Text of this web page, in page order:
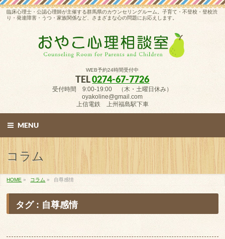
臨床心理士・公認心理師が主催する群馬県のカウンセリングルーム。子育て・不登校・登校渋
り・発達障害・うつ・家族関係など、さまざまな心の問題にお応えします。
WEB予約24時間受付中
TEL0274-67-7726
受付時間 9:00-19:00 （木・土曜日休み）
oyakoline@gmail.com
上信電鉄 上州福島駅下車
MENU
コラム
HOME » コラム » 自尊感情
タグ : 自尊感情